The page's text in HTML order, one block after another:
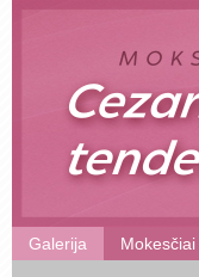
Galerija Mokesčiai